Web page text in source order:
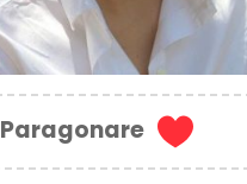
Paragonare